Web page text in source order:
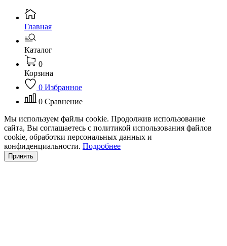
Главная
Каталог
0
Корзина
0 Избранное
0 Сравнение
Мы используем файлы cookie. Продолжив использование
сайта, Вы соглашаетесь с политикой использования файлов
cookie, обработки персональных данных и
конфиденциальности. Подробнее
Принять